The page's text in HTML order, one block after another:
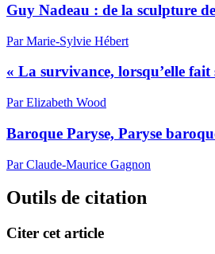
Guy Nadeau : de la sculpture
Par Marie-Sylvie Hébert
« La survivance, lorsqu’elle
Par Elizabeth Wood
Baroque Paryse, Paryse
Par Claude-Maurice Gagnon
Outils de citation
Citer cet article